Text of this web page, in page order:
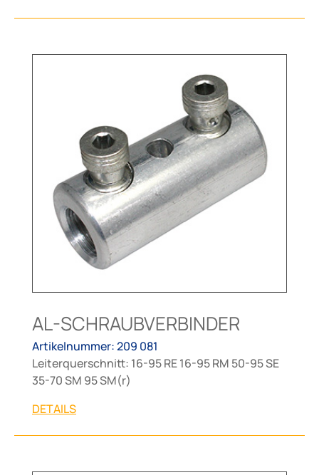
AL-SCHRAUBVERBINDER
Artikelnummer: 209 081
Leiterquerschnitt: 16-95 RE 16-95 RM 50-95 SE
35-70 SM 95 SM(r)
DETAILS